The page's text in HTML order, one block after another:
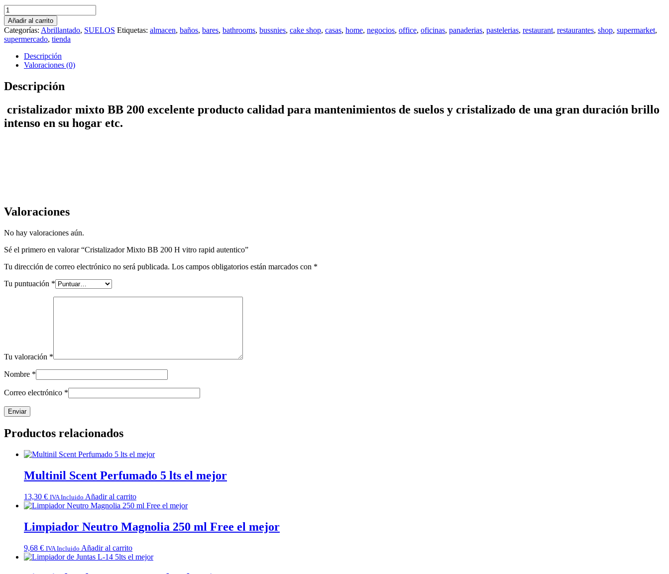
Cristalizador
Mixto
BB
200
H
vitro
rapid
autentico
cantidad
Añadir al carrito
Categorías: Abrillantado, SUELOS Etiquetas: almacen, baños, bares, bathrooms, bussnies, cake shop, casas, home, negocios, office, oficinas, panaderias, pastelerias, restaurant, restaurantes, shop, supermarket,
supermercado, tienda
Descripción
Valoraciones (0)
Descripción
cristalizador mixto BB 200 excelente producto calidad para mantenimientos de suelos y cristalizado de una gran duración brillo
intenso en su hogar etc.
Valoraciones
No hay valoraciones aún.
Sé el primero en valorar “Cristalizador Mixto BB 200 H vitro rapid autentico”
Tu dirección de correo electrónico no será publicada. Los campos obligatorios están marcados con *
Tu puntuación *
Tu valoración *
Nombre *
Correo electrónico *
Productos relacionados
Multinil Scent Perfumado 5 lts el mejor
13,30 € IVA Incluido Añadir al carrito
Limpiador Neutro Magnolia 250 ml Free el mejor
9,68 € IVA Incluido Añadir al carrito